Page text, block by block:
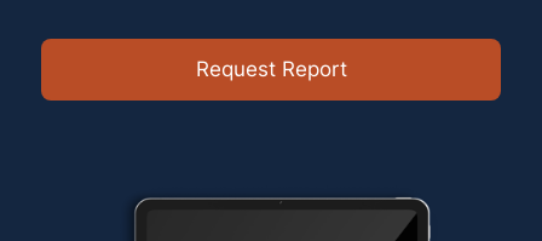
Request Report